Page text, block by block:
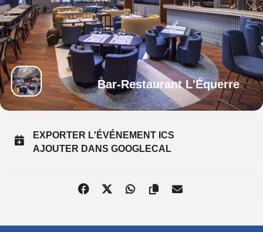
Bar-Restaurant L'Équerre
EXPORTER L'ÉVÉNEMENT ICS
AJOUTER DANS GOOGLECAL